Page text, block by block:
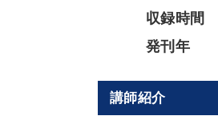
収録時間
発刊年
講師紹介